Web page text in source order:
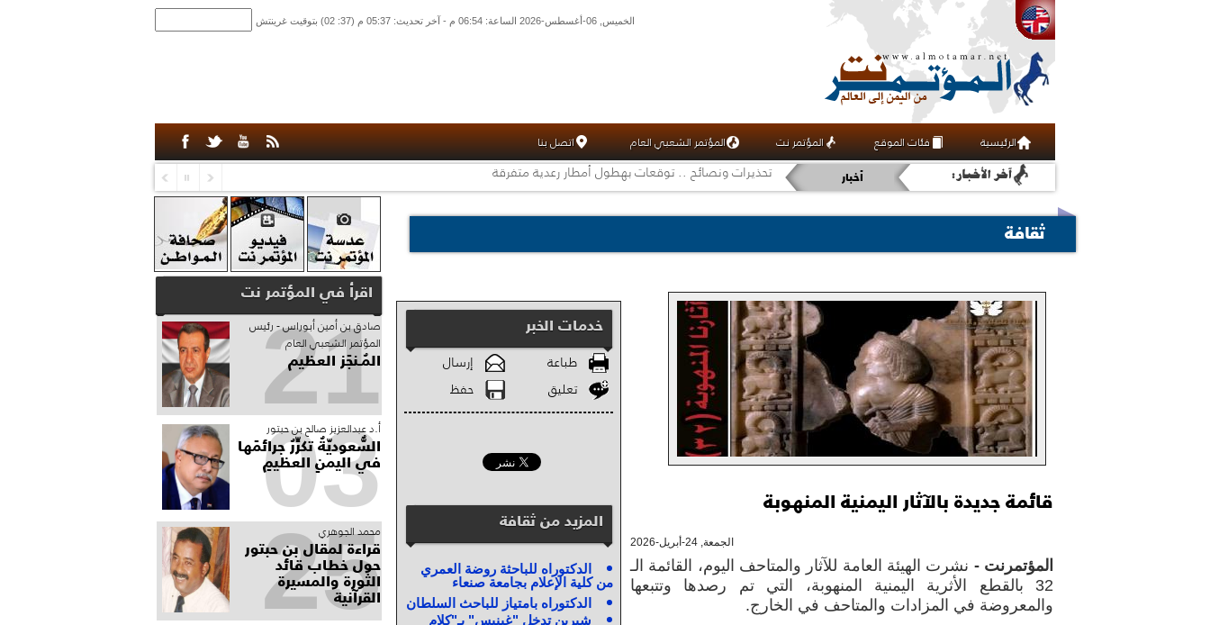
الخميس, 06-أغسطس-2026 الساعة: 06:54 م - آخر تحديث: 05:37 م (37: 02) بتوقيت غرينتش
الرئيسية فئات الموقع المؤتمر نت المؤتمر الشعبي العام اتصل بنا
أخبار
فنون ومنوعات
عربي ودولي
تحذيرات ونصائح .. توقعات بهطول أمطار رعدية متفرقة
ثقافة
خدمات الخبر
طباعة
إرسال
تعليق
حفظ
المزيد من ثقافة
الدكتوراه للباحثة روضة العمري
من كلية الإعلام بجامعة صنعاء
الدكتوراه بامتياز للباحث السلطان
شيرين تدخل "غينيس" بـ"كلام
قائمة جديدة بالآثار اليمنية المنهوبة
الجمعة, 24-أبريل-2026
المؤتمرنت - نشرت الهيئة العامة للآثار والمتاحف اليوم، القائمة الـ
32 بالقطع الأثرية اليمنية المنهوبة، التي تم رصدها وتتبعها
والمعروضة في المزادات والمتاحف في الخارج.
اقرأ في المؤتمر نت
صادق‮ ‬بن‮ ‬أمين‮ ‬أبوراس - رئيس‮
‬المؤتمر‮ ‬الشعبي‮ ‬العام
المُـنجَز العظيم
21
أ.د عبدالعزيز صالح بن حبتور
السُّعوديّةُ تكرِّرُ جرائمَها
في اليمنِ العظيمِ
03
محمد الجوهري
قراءة لمقال بن حبتور
حول خطاب قائد
الثورة والمسيرة
القرآنية
25